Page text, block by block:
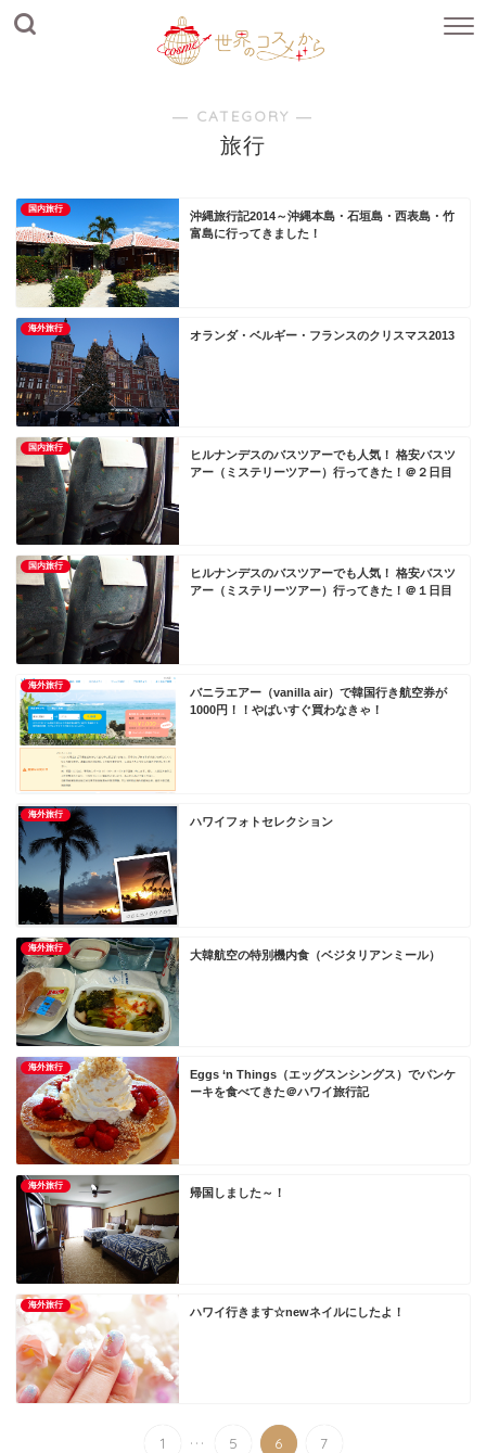
― CATEGORY ―
旅行
国内旅行
沖縄旅行記2014～沖縄本島・石垣島・西表島・竹
富島に行ってきました！
海外旅行
オランダ・ベルギー・フランスのクリスマス2013
国内旅行
ヒルナンデスのバスツアーでも人気！ 格安バスツ
アー（ミステリーツアー）行ってきた！＠２日目
国内旅行
ヒルナンデスのバスツアーでも人気！ 格安バスツ
アー（ミステリーツアー）行ってきた！＠１日目
海外旅行
バニラエアー（vanilla air）で韓国行き航空券が
1000円！！やばいすぐ買わなきゃ！
海外旅行
ハワイフォトセレクション
海外旅行
大韓航空の特別機内食（ベジタリアンミール）
海外旅行
Eggs ‘n Things（エッグスンシングス）でパンケ
ーキを食べてきた＠ハワイ旅行記
海外旅行
帰国しました～！
海外旅行
ハワイ行きます☆newネイルにしたよ！
1 ... 5 6 7